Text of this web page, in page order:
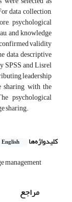
data collection,
psychological
and knowledge
validity
data, descriptive
SPSS and Lisrel
leadership
sharing with the
psychological
sharing.
کلیدواژه‌ها English
management
مراجع